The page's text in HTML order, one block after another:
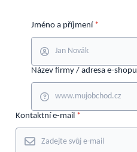
Jméno a příjmení *
Název firmy / adresa e-shopu
Kontaktní e-mail *